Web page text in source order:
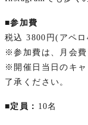
■参加費
税込 3800円(アペ
※参加費は、月会費
※開催日当日のキ
了承ください。
■定員： 10名